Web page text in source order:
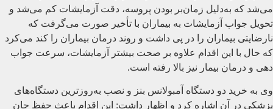
می‌شد که به‌دلیل زمان‌بر بودن پروسه، دقت آزمایشات کم می‌شد و
تحویل جواب آزمایشات به بیماران با تأخیر صورت می‌گرفت که
نارضایتی بیماران را در پی داشت و روند درمان بیماران را کند می‌کرد
که حال با این اقدام علاوه بر صحت بیشتر آزمایشات، سرعت جواب
دهی و درمان بیمار نیز بالا رفته است.
وی به خرید دو دستگاه آمبولانس بنز و نصب به‌روزترین دستگاه‌های
پزشکی در آن اشاره کرد و اظهار داشت: این اقدام باعث حفظ جان